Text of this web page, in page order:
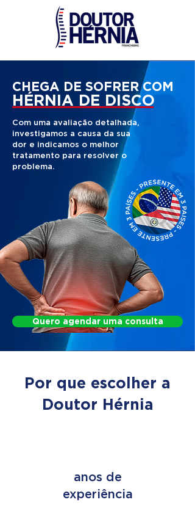
CHEGA DE SOFRER COM
HÉRNIA DE DISCO
Com uma avaliação detalhada,
investigamos a causa da sua
dor e indicamos o melhor
tratamento para resolver o
problema.
Quero agendar uma consulta
Por que escolher a
Doutor Hérnia
anos de
experiência